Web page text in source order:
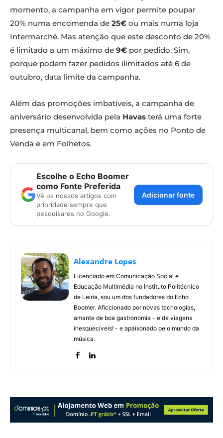
momento, a campanha em vigor permite poupar
20% numa encomenda de 25€ ou mais numa loja
Intermarché. Mas atenção que este desconto de 20%
é limitado a um máximo de 9€ por pedido. Sim,
porque podem fazer pedidos ilimitados até 6 de
outubro, data limite da campanha.
Além das promoções imbatíveis, a campanha de
aniversário desenvolvida pela Havas terá uma forte
presença multicanal, bem como ações no Ponto de
Venda e em Folhetos.
Escolhe o Echo Boomer
como Fonte Preferida
Vê os nossos artigos com
prioridade sempre que
pesquisares no Google.
Adicionar fonte
Alexandre Lopes
Licenciado em Comunicação Social e
Educação Multimédia no Instituto Politécnico
de Leiria, sou um dos fundadores do Echo
Boomer. Aficcionado por novas tecnologias,
amante de boa gastronomia - e de viagens
inesquecíveis! - e apaixonado pelo mundo da
música.